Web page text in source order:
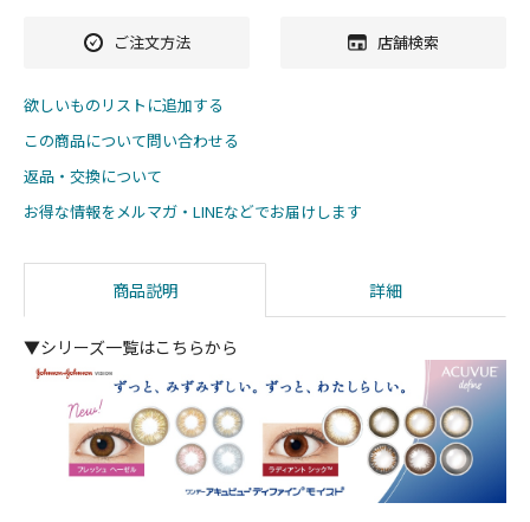
ご注文方法 店舗検索
欲しいものリストに追加する
この商品について問い合わせる
返品・交換について
お得な情報をメルマガ・LINEなどでお届けします
商品説明 詳細
▼シリーズ一覧はこちらから